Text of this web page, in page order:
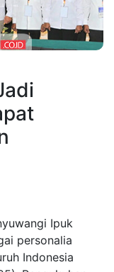
Ipuk
personalia
Indonesia